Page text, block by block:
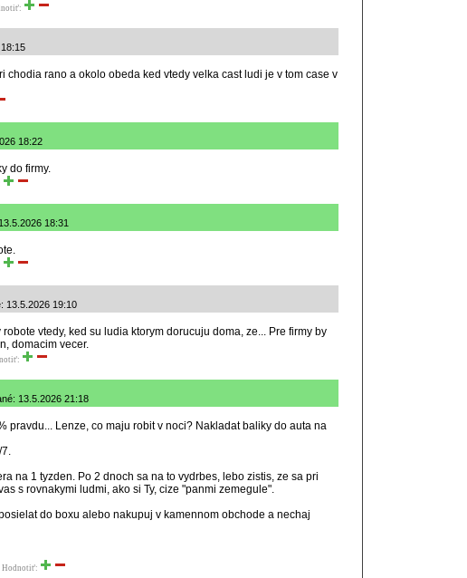
chodia rano a okolo obeda ked vtedy velka cast ludi je v tom case v
18:22
do firmy.
18:31
13.5.2026 19:10
robote vtedy, ked su ludia ktorym dorucuju doma, ze... Pre firmy by
domacim vecer.
13.5.2026 21:18
pravdu... Lenze, co maju robit v noci? Nakladat baliky do auta na
na 1 tyzden. Po 2 dnoch sa na to vydrbes, lebo zistis, ze sa pri
s rovnakymi ludmi, ako si Ty, cize "panmi zemegule".
do boxu alebo nakupuj v kamennom obchode a nechaj
Hodnotiť: